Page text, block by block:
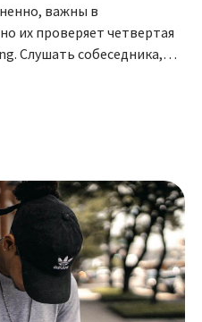
важны в
их проверяет четвертая
Слушать собеседника,
позволяют хорошие